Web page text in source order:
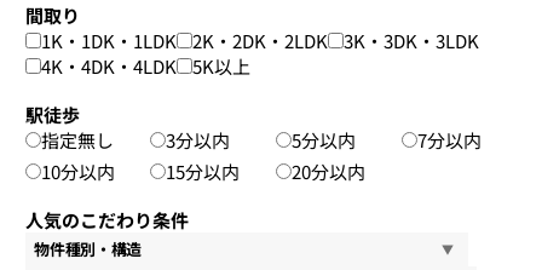
間取り
1K・1DK・1LDK
2K・2DK・2LDK
3K・3DK・3LDK
4K・4DK・4LDK
5K以上
駅徒歩
指定無し
3分以内 5分以内
7分以内
10分以内
15分以内
20分以内
人気のこだわり条件
物件種別・構造